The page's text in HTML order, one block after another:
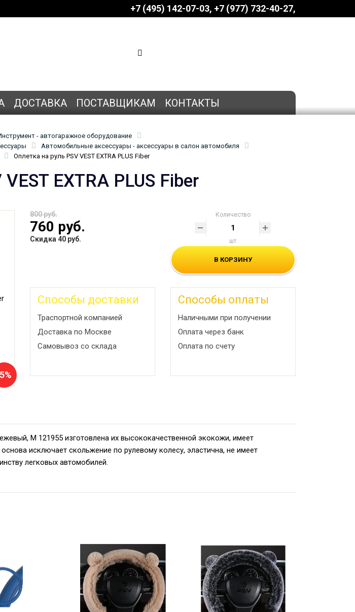
+7 (495) 142-07-03 ‎‎+7 (977) 732-40-27
ДОСТАВКА ПОСТАВЩИКАМ КОНТАКТЫ
- автогаражное оборудование
Автомобильные аксессуары - аксессуары в салон автомобиля
Оплетка на руль PSV VEST EXTRA PLUS Fiber
EXTRA PLUS Fiber
800 руб.
760 руб.
Скидка 40 руб.
Количество
шт
В КОРЗИНУ
Способы доставки
Траспортной компанией
Доставка по Москве
Самовывоз со склада
Способы оплаты
Наличными при получении
Оплата через банк
Оплата по счету
М 121955 изготовлена их высококачественной экокожи, имеет
исключает скольжение по рулевому колесу, эластична, не имеет
легковых автомобилей.